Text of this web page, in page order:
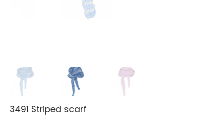
3491 Striped scarf